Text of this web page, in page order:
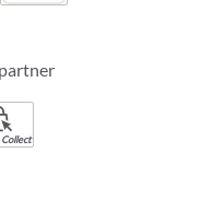
Collect